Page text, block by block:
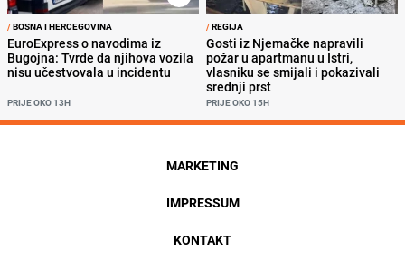
/BOSNA I HERCEGOVINA
EuroExpress o navodima iz
Bugojna: Tvrde da njihova vozila
nisu učestvovala u incidentu
PRIJE OKO 13H
/REGIJA
Gosti iz Njemačke napravili
požar u apartmanu u Istri,
vlasniku se smijali i pokazivali
srednji prst
PRIJE OKO 15H
MARKETING
IMPRESSUM
KONTAKT